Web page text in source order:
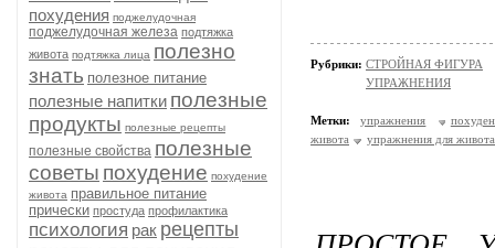
похудения поджелудочная
поджелудочная железа подтяжка
живота подтяжка лица полезно
знать полезное питание
полезные напитки полезные
продукты полезные рецепты
полезные свойства полезные
советы похудение похудение
живота правильное питание
прически простуда профилактика
психология рак рецепты
Рубрики: СТРОЙНАЯ ФИГУРА
УПРАЖНЕНИЯ
Метки: упражнения
живота
упражнения для живота